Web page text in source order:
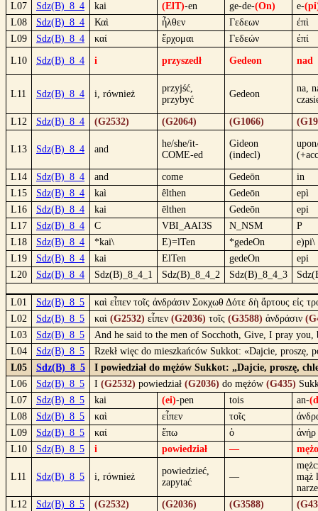
L07
Sdz(B)_8_4 kai (ElT)-en ge-de-(On) e-
L08
Sdz(B)_8_4 Καὶ ἦλθεν Γεδεων
ἐπὶ
L09
Sdz(B)_8_4 καί ἔρχομαι Γεδεών ἐπί
L10 Sdz(B)_8_4 i przyszedł Gedeon nad
L11 Sdz(B)_8_4 i, również
przyjść,
przybyć
Gedeon
na,
L12 Sdz(B)_8_4 (G2532) (G2064) (G1066)
L13 Sdz(B)_8_4 and
he/she/it-
COME-ed
Gideon
(indecl)
L14 Sdz(B)_8_4 and come Gedeōn
in
L15
Sdz(B)_8_4 kaì êlthen Gedeōn
epì
L16
Sdz(B)_8_4 kai ēlthen Gedeōn
epi
L17
Sdz(B)_8_4 C VBI_AAI3S N_NSM
P
L18
Sdz(B)_8_4 *kai\ E)=lTen *gedeOn
e)pi\
L19
Sdz(B)_8_4 kai ElTen gedeOn
epi
L20
Sdz(B)_8_4 Sdz(B)_8_4_1 Sdz(B)_8_4_2 Sdz(B)_8_4_3
L01 Sdz(B)_8_5
καὶ εἶπεν τοῖς ἀνδράσιν Σοκχωθ Δότε δὴ ἄρτους εἰς
L02
Sdz(B)_8_5 καὶ (G2532) εἶπεν (G2036) τοῖς (G3588) ἀνδράσιν
L03
Sdz(B)_8_5
And he said to the men of Socchoth, Give, I pray
L04
Sdz(B)_8_5
Rzekł więc do mieszkańców Sukkot: «Dajcie,
L05
Sdz(B)_8_5
I powiedział do mężów Sukkot: „Dajcie, proszę,
L06
Sdz(B)_8_5 I (G2532) powiedział (G2036) do mężów (G435)
L07
Sdz(B)_8_5 kai (ei)-pen tois an-
L08
Sdz(B)_8_5 καὶ εἶπεν τοῖς
L09
Sdz(B)_8_5 καί ἔπω ὁ
ἀνήρ
L10
Sdz(B)_8_5 i powiedział —
L11 Sdz(B)_8_5 i, również
powiedzieć,
zapytać
—
mąż
L12
Sdz(B)_8_5 (G2532) (G2036) (G3588)